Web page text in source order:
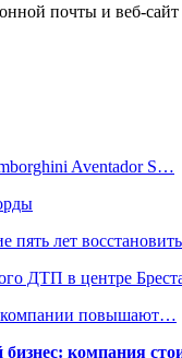
почты и веб-
Aventador S…
пять лет
ДТП в центре
компании повышают…
компания